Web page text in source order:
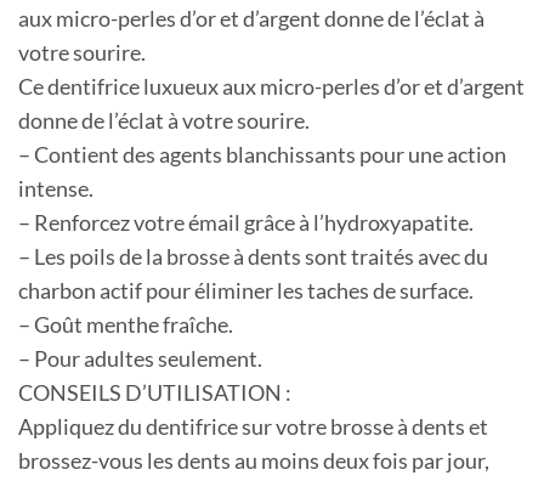
aux micro-perles d’or et d’argent donne de l’éclat à
votre sourire.
Ce dentifrice luxueux aux micro-perles d’or et d’argent
donne de l’éclat à votre sourire.
– Contient des agents blanchissants pour une action
intense.
– Renforcez votre émail grâce à l’hydroxyapatite.
– Les poils de la brosse à dents sont traités avec du
charbon actif pour éliminer les taches de surface.
– Goût menthe fraîche.
– Pour adultes seulement.
CONSEILS D’UTILISATION :
Appliquez du dentifrice sur votre brosse à dents et
brossez-vous les dents au moins deux fois par jour,